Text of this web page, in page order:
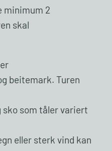
minimum 2
skal
beitemark. Turen
sko som tåler variert
eller sterk vind kan